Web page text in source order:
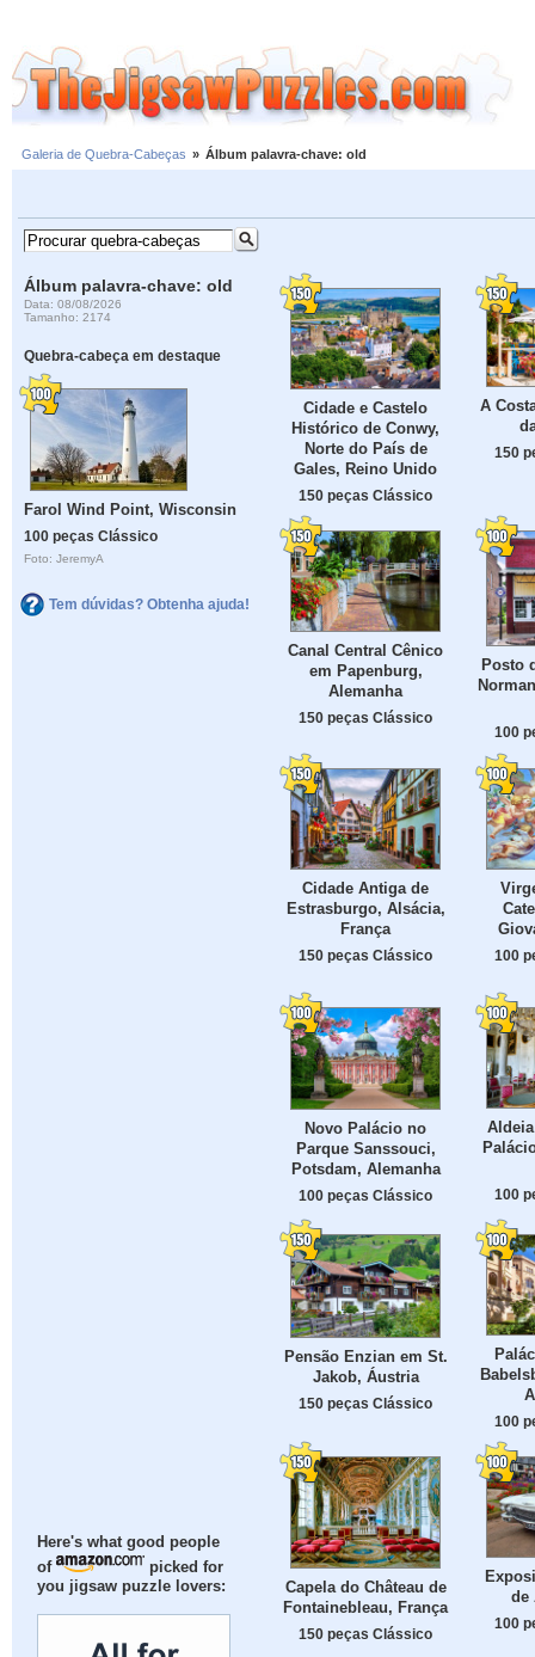
Galeria de Quebra-Cabeças » Álbum palavra-chave: old
Álbum palavra-chave: old
Data: 08/08/2026
Tamanho: 2174
Quebra-cabeça em destaque
Farol Wind Point, Wisconsin
100 peças Clássico
Foto: JeremyA
Tem dúvidas? Obtenha ajuda!
Here's what good people
of
picked for
you jigsaw puzzle lovers:
Cidade e Castelo
Histórico de Conwy,
Norte do País de
Gales, Reino Unido
150 peças Clássico
A
150
Canal Central Cênico
em Papenburg,
Alemanha
150 peças Clássico
Posto
100
Cidade Antiga de
Estrasburgo, Alsácia,
França
150 peças Clássico 100
Novo Palácio no
Parque Sanssouci,
Potsdam, Alemanha
100 peças Clássico 100
Pensão Enzian em St.
Jakob, Áustria
150 peças Clássico
100
Capela do Château de
Fontainebleau, França
150 peças Clássico
de
100